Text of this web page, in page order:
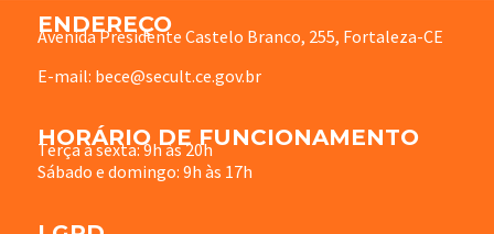
ENDEREÇO
Avenida Presidente Castelo Branco, 255, Fortaleza-CE
E-mail: bece@secult.ce.gov.br
HORÁRIO DE FUNCIONAMENTO
Terça à sexta: 9h às 20h
Sábado e domingo: 9h às 17h